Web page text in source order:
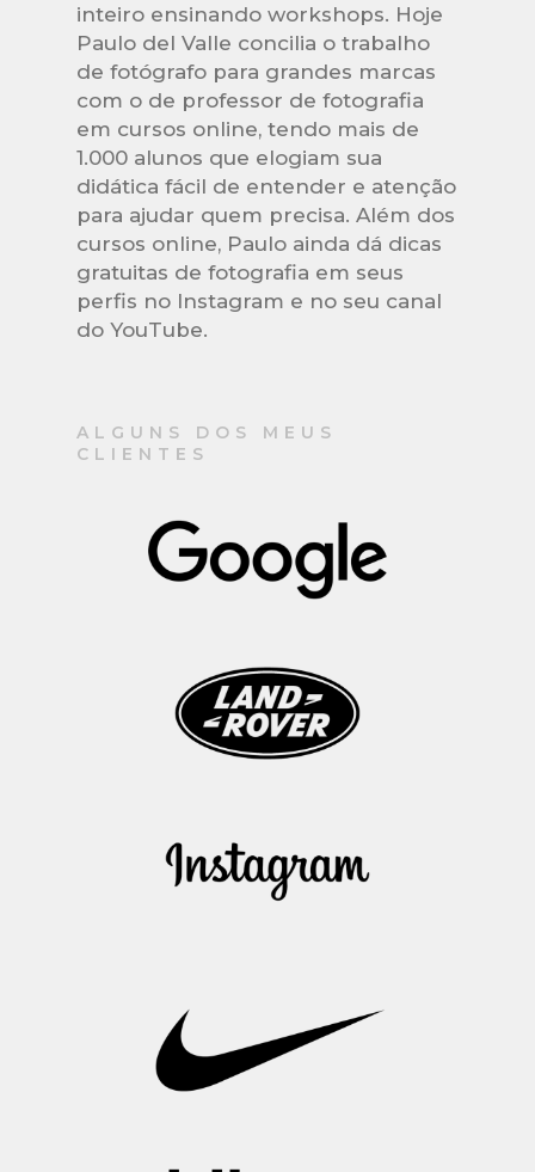
inteiro ensinando workshops. Hoje
Paulo del Valle concilia o trabalho
de fotógrafo para grandes marcas
com o de professor de fotografia
em cursos online, tendo mais de
1.000 alunos que elogiam sua
didática fácil de entender e atenção
para ajudar quem precisa. Além dos
cursos online, Paulo ainda dá dicas
gratuitas de fotografia em seus
perfis no Instagram e no seu canal
do YouTube.
ALGUNS DOS MEUS
CLIENTES